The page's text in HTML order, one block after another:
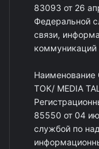
83093 от 26
Федеральной
связи,
коммуникаций
ТОК/ MEDIA
85550 от 04
службой по